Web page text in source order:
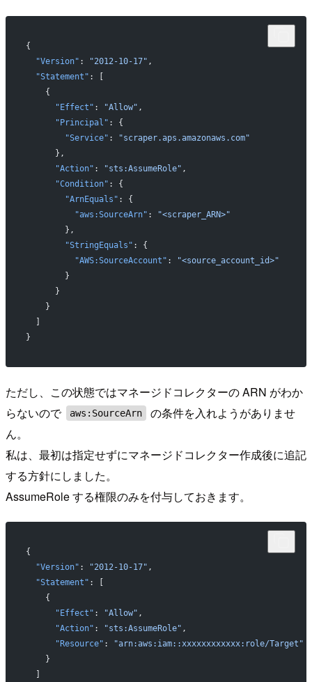
{
  "Version"
: "2012-10-17" ,
  "Statement"
: [
    {
      "Effect"
: "Allow" ,
      "Principal"
: {
        "Service"
:
"scraper.aps.amazonaws.com"
      },
      "Action"
: "sts:AssumeRole" ,
      "Condition"
: {
        "ArnEquals"
: {
          "aws:SourceArn"
:
"<scraper_ARN>"
        },
        "StringEquals"
: {
          "AWS:SourceAccount"
:
"<source_account_id>"
        }
      }
    }
}
ただし、この状態ではマネージドコレクターの ARN がわか
らないので
aws:SourceArn
の条件を入れようがありませ
ん。
私は、最初は指定せずにマネージドコレクター作成後に追記
する方針にしました。
AssumeRole する権限のみを付与しておきます。
{
  "Version"
: "2012-10-17" ,
  "Statement"
: [
    {
      "Effect"
: "Allow" ,
      "Action"
: "sts:AssumeRole" ,
      "Resource"
:
"arn:aws:iam::xxxxxxxxxxxx:role/Target"
    }
  ]